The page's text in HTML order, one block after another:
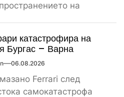
на
катастрофира на
Бургас – Варна
06.08.2026
Ferrari след
самокатастрофа